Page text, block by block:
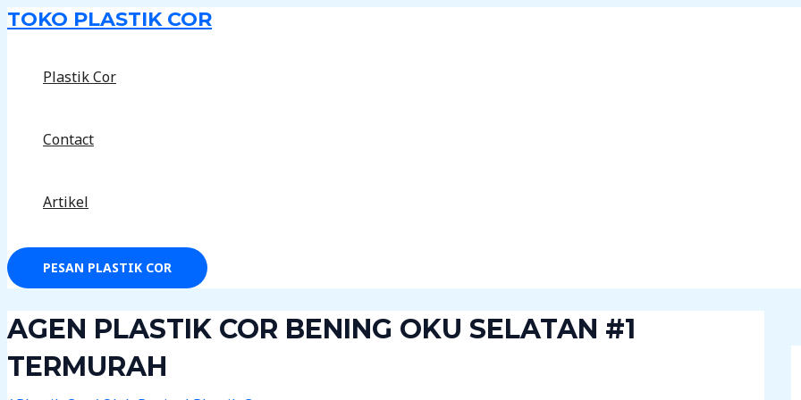
Lewati
ke
TOKO PLASTIK COR
Plastik Cor
Contact
Artikel
PESAN PLASTIK COR
AGEN PLASTIK COR BENING OKU SELATAN #1
TERMURAH
Post
navigation